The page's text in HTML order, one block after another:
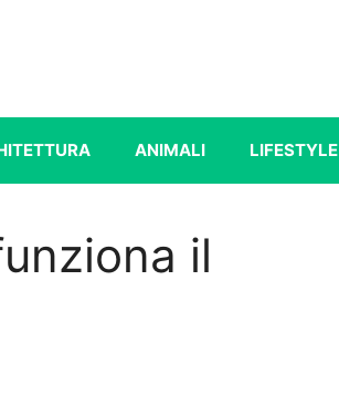
ANIMALI LIFESTYLE
il